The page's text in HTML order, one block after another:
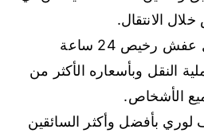
الانتقال.
يمتاز فريق شركة نقل عفش رخيص 24 ساعة
النقل وبأسعاره الأكثر من
الأشخاص.
لوري بأفضل وأكثر السائقين